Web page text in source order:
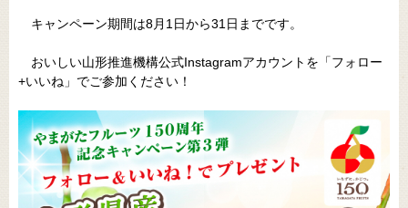
キャンペーン期間は8月1日から31日までです。
おいしい山形推進機構公式Instagramアカウントを「フォロー
+いいね」でご参加ください！